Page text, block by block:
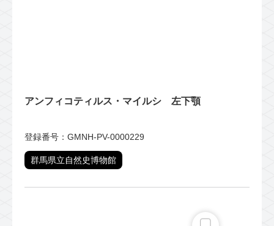
アンフィコティルス・マイルシ 左下顎
登録番号：GMNH-PV-0000229
群馬県立自然史博物館